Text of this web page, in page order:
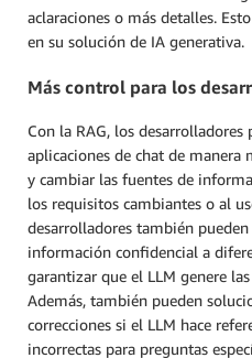
aclaraciones o más detalles.
en su solución de IA generativa.
Más control para los
Con la RAG, los
aplicaciones de chat de manera
y cambiar las fuentes de
los requisitos cambiantes o al
desarrolladores también
información confidencial a
garantizar que el LLM genere
Además, también pueden
correcciones si el LLM hace
incorrectas para preguntas